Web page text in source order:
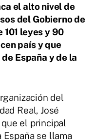
el alto nivel de
del Gobierno de
101 leyes y 90
país y que
España y de la
del
Real, José
el principal
se llama